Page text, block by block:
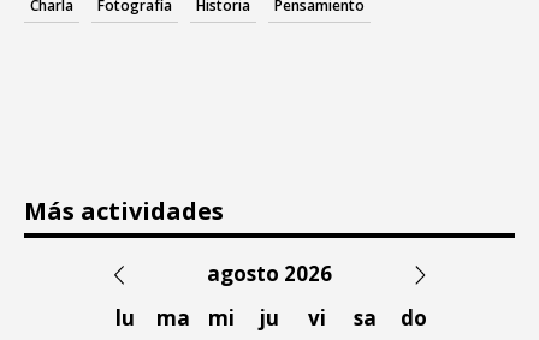
Charla Fotografía Historia Pensamiento
Más actividades
agosto 2026
lu
ma mi ju vi sa do